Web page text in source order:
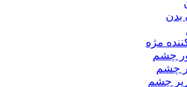
بدن
مژه
چشم
چشم
چشم